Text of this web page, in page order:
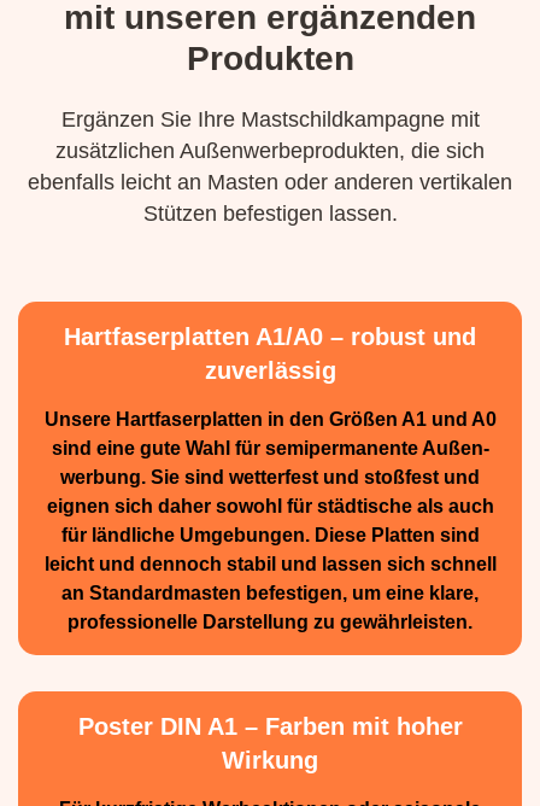
mit unseren ergänzenden
Produkten
Ergänzen Sie Ihre Mastschildkampagne mit
zusätzlichen Außenwerbeprodukten, die sich
ebenfalls leicht an Masten oder anderen vertikalen
Stützen befestigen lassen.
Hartfaserplatten A1/A0 – robust und
zuverlässig
Unsere Hartfaserplatten in den Größen A1 und A0
sind eine gute Wahl für semiperma­nente Außen­
werbung. Sie sind wetterfest und stoßfest und
eignen sich daher sowohl für städtische als auch
für ländliche Umge­bungen. Diese Platten sind
leicht und dennoch stabil und lassen sich schnell
an Standard­masten befestigen, um eine klare,
professionelle Darstellung zu gewährleisten.
Poster DIN A1 – Farben mit hoher
Wirkung